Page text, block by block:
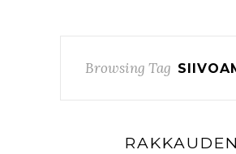
Browsing Tag
RAKKAUDEN